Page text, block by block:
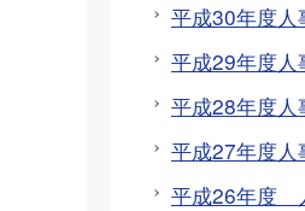
平成30年度人
平成29年度人
平成28年度人
平成27年度人
平成26年度